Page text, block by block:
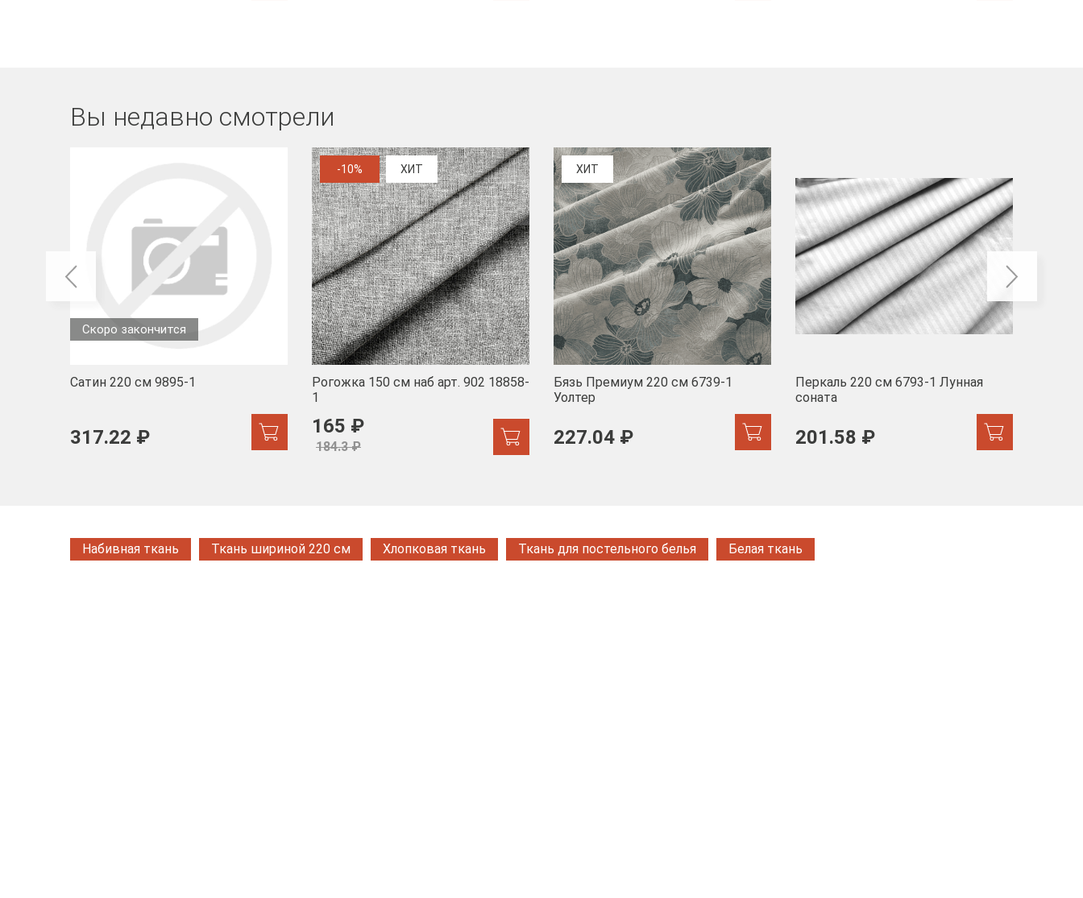
Вы недавно смотрели
Скоро закончится
Сатин 220 см 9895-1
317.22 ₽
-10% ХИТ
Рогожка 150 см наб арт. 902 18858-
1
165 ₽
184.3 ₽
ХИТ
Бязь Премиум 220 см 6739-1
Уолтер
227.04 ₽
Перкаль 220 см 6793-1 Лунная
соната
201.58 ₽
Набивная ткань Ткань шириной 220 см Хлопковая ткань Ткань для постельного белья Белая ткань